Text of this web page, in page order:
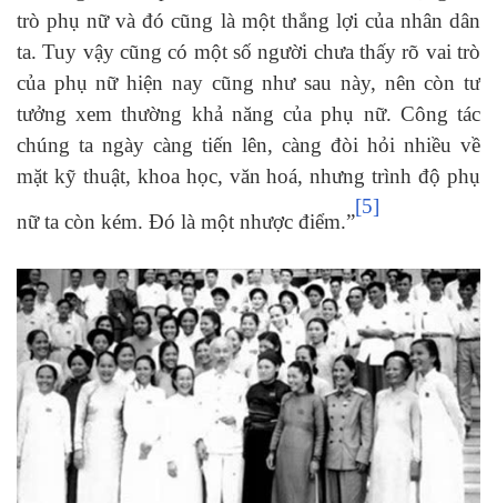
trò phụ nữ và đó cũng là một thắng lợi của nhân dân
ta. Tuy vậy cũng có một số người chưa thấy rõ vai trò
của phụ nữ hiện nay cũng như sau này, nên còn tư
tưởng xem thường khả năng của phụ nữ. Công tác
chúng ta ngày càng tiến lên, càng đòi hỏi nhiều về
mặt kỹ thuật, khoa học, văn hoá, nhưng trình độ phụ
nữ ta còn kém. Đó là một nhược điểm.”
[5]